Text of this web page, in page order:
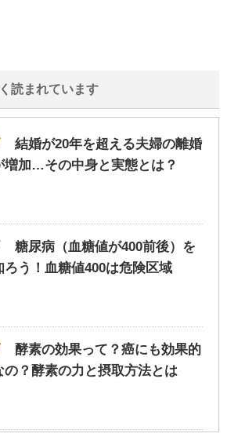
読まれています
結婚が20年を超える夫婦の離婚
増加…その中身と実態とは？
糖尿病（血糖値が400前後）を
ろう！血糖値400は危険区域
酵素の効果って？癌にも効果的
の？酵素の力と摂取方法とは